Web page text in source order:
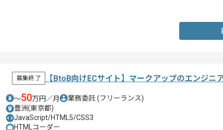
募集終了 【BtoB向けECサイト】マークアップのエンジニ
〜50万円／月 業務委託 (フリーランス)
豊洲(東京都)
JavaScript/HTML5/CSS3
HTMLコーダー